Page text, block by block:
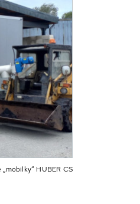
„mobilky“ HUBER CS